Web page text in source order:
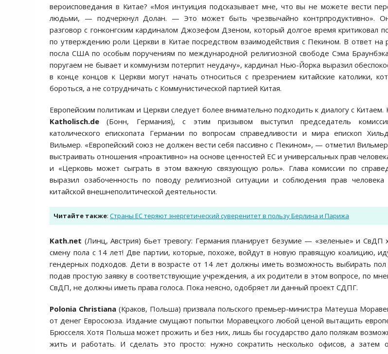
вероисповедания в Китае? «Моя интуиция подсказывает мне, что вы не можете вести
людьми, — подчеркнул Долан. — Это может быть чрезвычайно контрпродуктивно».
разговор с гонконгским кардиналом Джозефом Дзеном, который долгое время критиковал
по утверждению роли Церкви в Китае посредством взаимодействия с Пекином. В ответ на
посла США по особым поручениям по международной религиозной свободе Сэма
поругаем не бывает и коммунизм потерпит неудачу», кардинал Нью-Йорка выразил
в конце концов к Церкви могут начать относиться с презрением китайские католики,
бороться, а не сотрудничать с Коммунистической партией Китая.
Европейским политикам и Церкви следует более внимательно подходить к диалогу с
Katholisch.de (Бонн, Германия), с этим призывом выступил председатель
католического епископата Германии по вопросам справедливости и мира епископ
Вильмер. «Европейский союз не должен вести себя пассивно с Пекином», — отметил
выстраивать отношения «проактивно» на основе ценностей ЕС и универсальных прав
и «Церковь может сыграть в этом важную связующую роль». Глава комиссии по
выразил озабоченность по поводу религиозной ситуации и соблюдения прав
китайской внешнеполитической деятельности.
Читайте также: Страны ЕС теряют энергетический суверенитет в пользу Берлина и Парижа
Kath.net (Линц, Австрия) бьет тревогу: Германия планирует безумие — «зеленые» и СвДП
смену пола с 14 лет! Две партии, которые, похоже, войдут в новую правящую коалицию,
гендерных подходов. Дети в возрасте от 14 лет должны иметь возможность выбирать пол
подав простую заявку в соответствующие учреждения, а их родители в этом вопросе, по
СвДП, не должны иметь права голоса. Пока неясно, одобряет ли данный проект СДПГ.
Polonia Christiana (Краков, Польша) призвала польского премьер-министра Матеуша
от денег Евросоюза. Издание смущают попытки Моравецкого любой ценой вытащить
Брюсселя. Хотя Польша может прожить и без них, лишь бы государство дало полякам
жить и работать. И сделать это просто: нужно сократить несколько офисов, а затем